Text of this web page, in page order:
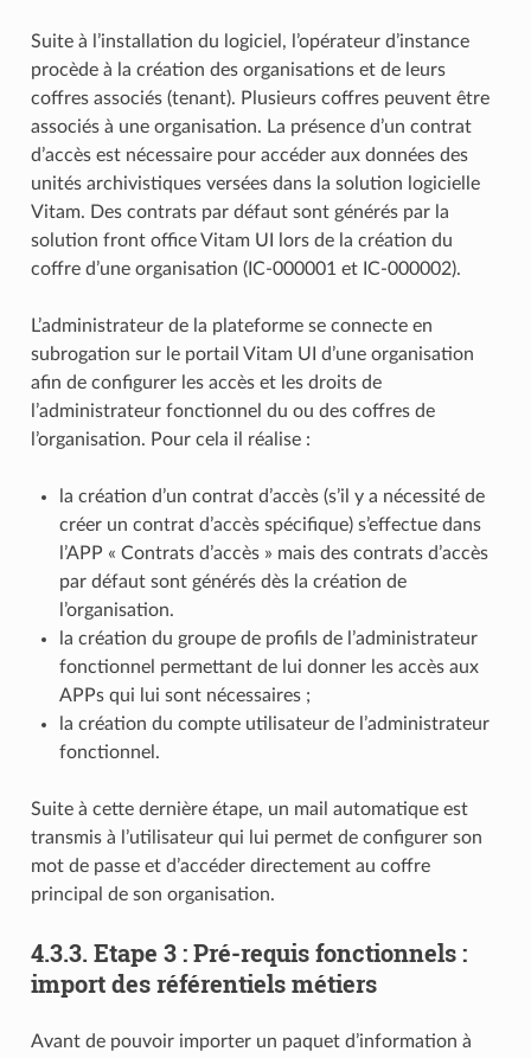
Suite à l’installation du logiciel, l’opérateur d’instance
procède à la création des organisations et de leurs
coffres associés (tenant). Plusieurs coffres peuvent être
associés à une organisation. La présence d’un contrat
d’accès est nécessaire pour accéder aux données des
unités archivistiques versées dans la solution logicielle
Vitam. Des contrats par défaut sont générés par la
solution front office Vitam UI lors de la création du
coffre d’une organisation (IC-000001 et IC-000002).
L’administrateur de la plateforme se connecte en
subrogation sur le portail Vitam UI d’une organisation
afin de configurer les accès et les droits de
l’administrateur fonctionnel du ou des coffres de
l’organisation. Pour cela il réalise :
la création d’un contrat d’accès (s’il y a nécessité de
créer un contrat d’accès spécifique) s’effectue dans
l’APP « Contrats d’accès » mais des contrats d’accès
par défaut sont générés dès la création de
l’organisation.
la création du groupe de profils de l’administrateur
fonctionnel permettant de lui donner les accès aux
APPs qui lui sont nécessaires ;
la création du compte utilisateur de l’administrateur
fonctionnel.
Suite à cette dernière étape, un mail automatique est
transmis à l’utilisateur qui lui permet de configurer son
mot de passe et d’accéder directement au coffre
principal de son organisation.
4.3.3. Etape 3 : Pré-requis fonctionnels :
import des référentiels métiers
Avant de pouvoir importer un paquet d’information à